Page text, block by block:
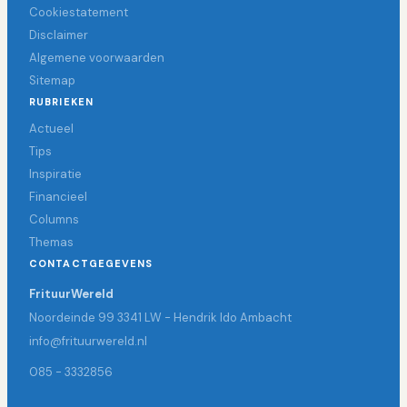
Cookiestatement
Disclaimer
Algemene voorwaarden
Sitemap
RUBRIEKEN
Actueel
Tips
Inspiratie
Financieel
Columns
Themas
CONTACTGEGEVENS
FrituurWereld
Noordeinde 99 3341 LW - Hendrik Ido Ambacht
info@frituurwereld.nl
085 - 3332856